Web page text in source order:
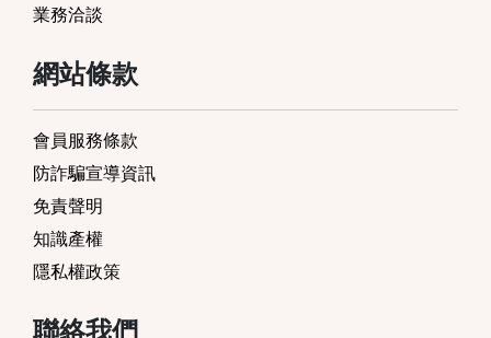
業務洽談
網站條款
會員服務條款
防詐騙宣導資訊
免責聲明
知識產權
隱私權政策
聯絡我們